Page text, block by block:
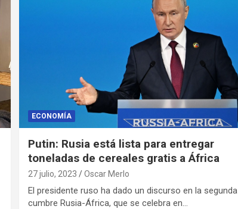
ECONOMÍA
Putin: Rusia está lista para entregar
toneladas de cereales gratis a África
27 julio, 2023 Oscar Merlo
El presidente ruso ha dado un discurso en la segunda
cumbre Rusia-África, que se celebra en…